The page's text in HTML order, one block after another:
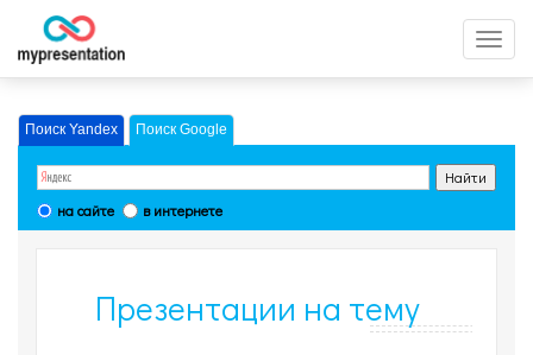
меню
Поиск Yandex Поиск Google
на сайте в интернете
Презентации на тему